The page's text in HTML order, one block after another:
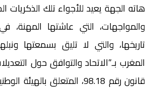
هاته الجهة يعيد للأجواء تلك الذكريات
والمواجهات، التي عاشتها
تاريخها، والتي لا تليق بسمعتها
المغرب بـ”الاتحاد والتوافق حول
قانون رقم 98.18، المتعلق